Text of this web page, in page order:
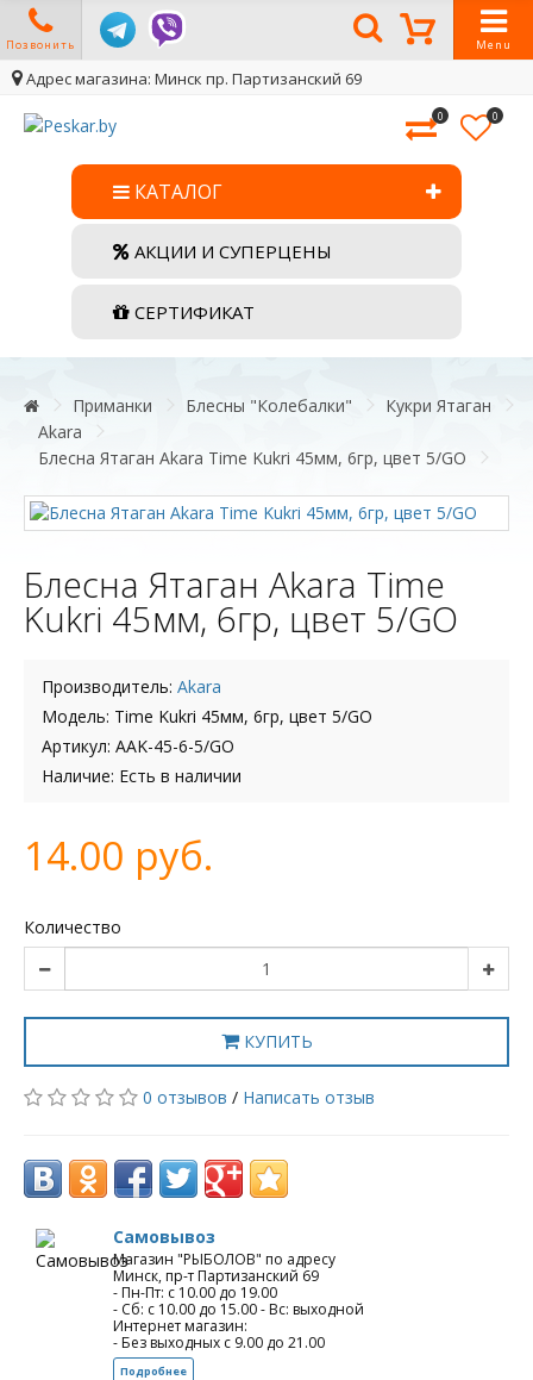
Позвонить Menu
Адрес магазина: Минск пр. Партизанский 69
0 0
КАТАЛОГ
АКЦИИ И СУПЕРЦЕНЫ
СЕРТИФИКАТ
Приманки Блесны "Колебалки"
Кукри Ятаган
Akara
Блесна Ятаган Akara Time Kukri 45мм, 6гр, цвет 5/GO
Блесна Ятаган Akara Time
Kukri 45мм, 6гр, цвет 5/GO
Производитель: Akara
Модель: Time Kukri 45мм, 6гр, цвет 5/GO
Артикул: AAK-45-6-5/GO
Наличие: Есть в наличии
14.00 руб.
Количество
КУПИТЬ
0 отзывов / Написать отзыв
Самовывоз
Магазин "РЫБОЛОВ" по адресу
Минск, пр-т Партизанский 69
- Пн-Пт: с 10.00 до 19.00
- Сб: с 10.00 до 15.00 - Вс: выходной
Интернет магазин:
- Без выходных с 9.00 до 21.00
Подробнее